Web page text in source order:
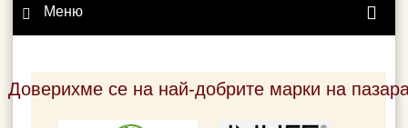
Меню
Доверихме се на най-добрите марки на